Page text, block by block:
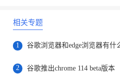
相关专题
1 谷歌浏览器和edge浏览器有什
2 谷歌推出chrome 114 beta版本